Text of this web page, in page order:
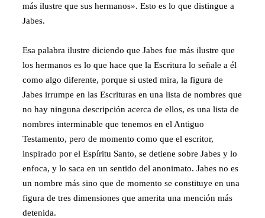
más ilustre que sus hermanos». Esto es lo que distingue a
Jabes.
Esa palabra ilustre diciendo que Jabes fue más ilustre que
los hermanos es lo que hace que la Escritura lo señale a él
como algo diferente, porque si usted mira, la figura de
Jabes irrumpe en las Escrituras en una lista de nombres que
no hay ninguna descripción acerca de ellos, es una lista de
nombres interminable que tenemos en el Antiguo
Testamento, pero de momento como que el escritor,
inspirado por el Espíritu Santo, se detiene sobre Jabes y lo
enfoca, y lo saca en un sentido del anonimato. Jabes no es
un nombre más sino que de momento se constituye en una
figura de tres dimensiones que amerita una mención más
detenida.